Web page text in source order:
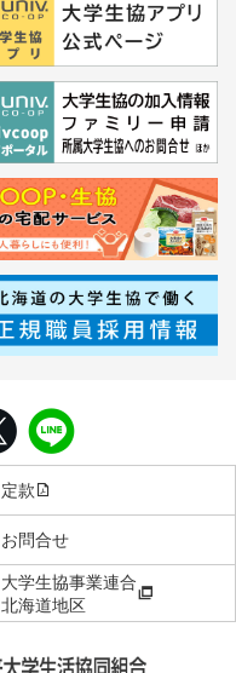
定款
お問合せ
大学生協事業連合
北海道地区